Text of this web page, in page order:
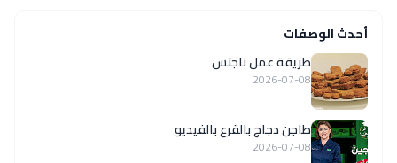
أحدث الوصفات
طريقة عمل ناجتس
2026-07-08
طاجن دجاج بالقرع بالفيديو
2026-07-08